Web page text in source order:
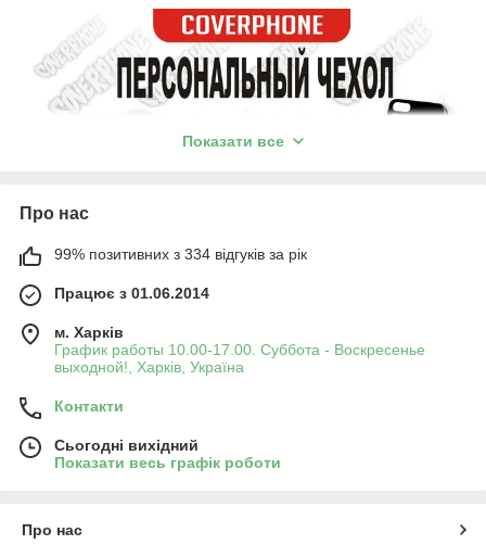
Показати все
Про нас
99% позитивних з 334 відгуків за рік
Працює з 01.06.2014
м. Харків
График работы 10.00-17.00. Суббота - Воскресенье
выходной!, Харків, Україна
Контакти
Сьогодні вихідний
Показати весь графік роботи
Про нас